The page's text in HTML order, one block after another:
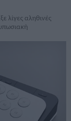
λίγες αληθινές